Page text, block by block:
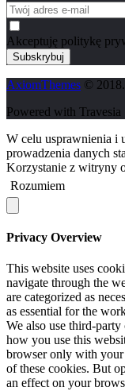
Akceptuję politykę
AxiomThemes ©
Powered with Travesia
W celu usprawnienia i
prowadzenia danych
Korzystanie z witryny
Rozumiem
Privacy Overview
This website uses
navigate through the
are categorized as
as essential for the
We also use third-party
how you use this
browser only with your
of these cookies. But
an effect on your